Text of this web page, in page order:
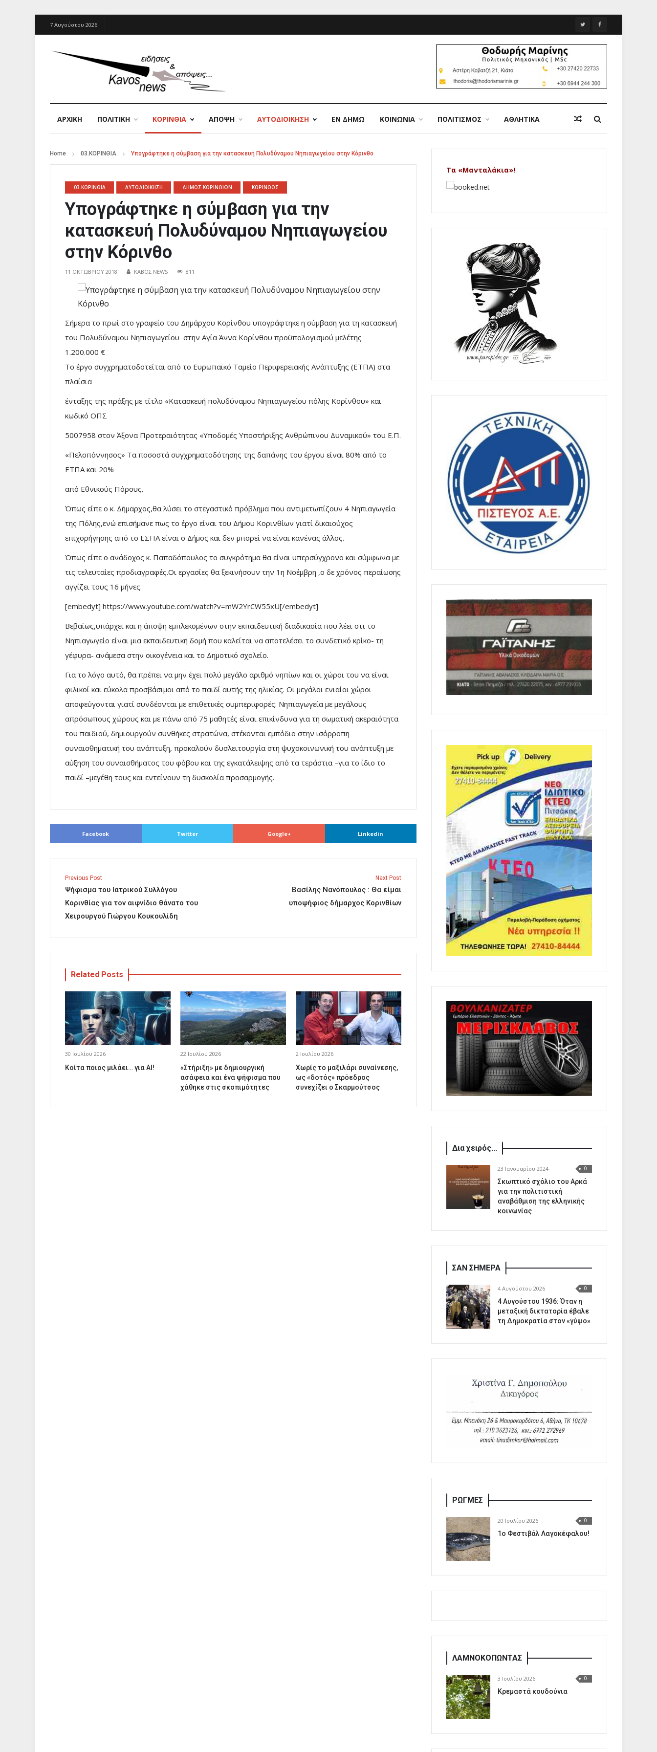
7 Αυγούστου 2026
ΑΡΧΙΚΉ ΠΟΛΙΤΙΚΗ ΚΟΡΙΝΘΙΑ ΑΠΟΨΗ ΑΥΤΟΔΙΟΙΚΗΣΗ ΕΝ ΔΗΜΩ ΚΟΙΝΩΝΙΑ ΠΟΛΙΤΙΣΜΟΣ ΑΘΛΗΤΙΚΑ
Home 03.ΚΟΡΙΝΘΙΑ Υπογράφτηκε η σύμβαση για την κατασκευή Πολυδύναμου Νηπιαγωγείου στην Κόρινθο
03.ΚΟΡΙΝΘΙΑ ΑΥΤΟΔΙΟΙΚΗΣΗ ΔΗΜΟΣ ΚΟΡΙΝΘΙΩΝ ΚΟΡΙΝΘΟΣ
Υπογράφτηκε η σύμβαση για την
κατασκευή Πολυδύναμου Νηπιαγωγείου
στην Κόρινθο
11 ΟΚΤΩΒΡΊΟΥ 2018 ΚΑΒΟΣ NEWS 811
Σήμερα το πρωί στο γραφείο του Δημάρχου Κορίνθου υπογράφτηκε η σύμβαση για τη κατασκευή
του Πολυδύναμου Νηπιαγωγείου στην Αγία Άννα Κορίνθου προϋπολογισμού μελέτης
1.200.000 €
Το έργο συγχρηματοδοτείται από το Ευρωπαϊκό Ταμείο Περιφερειακής Ανάπτυξης (ΕΤΠΑ) στα
πλαίσια
ένταξης της πράξης με τίτλο «Κατασκευή πολυδύναμου Νηπιαγωγείου πόλης Κορίνθου» και
κωδικό ΟΠΣ
5007958 στον Άξονα Προτεραιότητας «Υποδομές Υποστήριξης Ανθρώπινου Δυναμικού» του Ε.Π.
«Πελοπόννησος» Τα ποσοστά συγχρηματοδότησης της δαπάνης του έργου είναι 80% από το
ΕΤΠΑ και 20%
από Εθνικούς Πόρους.
Όπως είπε ο κ. Δήμαρχος,θα λύσει το στεγαστικό πρόβλημα που αντιμετωπίζουν 4 Νηπιαγωγεία
της Πόλης,ενώ επισήμανε πως το έργο είναι του Δήμου Κορινθίων γιατί δικαιούχος
επιχορήγησης από το ΕΣΠΑ είναι ο Δήμος και δεν μπορεί να είναι κανένας άλλος.
Όπως είπε ο ανάδοχος κ. Παπαδόπουλος το συγκρότημα θα είναι υπερσύγχρονο και σύμφωνα με
τις τελευταίες προδιαγραφές.Οι εργασίες θα ξεκινήσουν την 1η Νοέμβρη ,ο δε χρόνος περαίωσης
αγγίζει τους 16 μήνες.
[embedyt] https://www.youtube.com/watch?v=mW2YrCW55xU[/embedyt]
Βεβαίως,υπάρχει και η άποψη εμπλεκομένων στην εκπαιδευτική διαδικασία που λέει οτι το
Νηπιαγωγείο είναι μια εκπαιδευτική δομή που καλείται να αποτελέσει το συνδετικό κρίκο- τη
γέφυρα- ανάμεσα στην οικογένεια και το Δημοτικό σχολείο.
Για το λόγο αυτό, θα πρέπει να μην έχει πολύ μεγάλο αριθμό νηπίων και οι χώροι του να είναι
φιλικοί και εύκολα προσβάσιμοι από το παιδί αυτής της ηλικίας. Οι μεγάλοι ενιαίοι χώροι
αποφεύγονται γιατί συνδέονται με επιθετικές συμπεριφορές. Νηπιαγωγεία με μεγάλους
απρόσωπους χώρους και με πάνω από 75 μαθητές είναι επικίνδυνα για τη σωματική ακεραιότητα
του παιδιού, δημιουργούν συνθήκες στρατώνα, στέκονται εμπόδιο στην ισόρροπη
συναισθηματική του ανάπτυξη, προκαλούν δυσλειτουργία στη ψυχοκοινωνική του ανάπτυξη με
αύξηση του συναισθήματος του φόβου και της εγκατάλειψης από τα τεράστια –για το ίδιο το
παιδί –μεγέθη τους και εντείνουν τη δυσκολία προσαρμογής.
Facebook Twitter Google+ Linkedin
Previous Post
Ψήφισμα του Ιατρικού Συλλόγου
Κορινθίας για τον αιφνίδιο θάνατο του
Χειρουργού Γιώργου Κουκουλίδη
Next Post
Βασίλης Νανόπουλος : Θα είμαι
υποψήφιος δήμαρχος Κορινθίων
Related Posts
30 Ιουλίου 2026
Κοίτα ποιος μιλάει… για AI!
22 Ιουλίου 2026
«Στήριξη» με δημιουργική
ασάφεια και ένα ψήφισμα που
χάθηκε στις σκοπιμότητες
2 Ιουλίου 2026
Χωρίς το μαξιλάρι συναίνεσης,
ως «δοτός» πρόεδρος
συνεχίζει ο Σκαρμούτσος
Τα «Μανταλάκια»!
Δια χειρός...
23 Ιανουαρίου 2024 0
Σκωπτικό σχόλιο του Αρκά
για την πολιτιστική
αναβάθμιση της ελληνικής
κοινωνίας
ΣΑΝ ΣΗΜΕΡΑ
4 Αυγούστου 2026 0
4 Αυγούστου 1936: Όταν η
μεταξική δικτατορία έβαλε
τη Δημοκρατία στον «γύψο»
ΡΩΓΜΕΣ
20 Ιουλίου 2026 0
1o Φεστιβάλ Λαγοκέφαλου!
ΛΑΜΝΟΚΟΠΩΝΤΑΣ
3 Ιουλίου 2026 0
Κρεμαστά κουδούνια